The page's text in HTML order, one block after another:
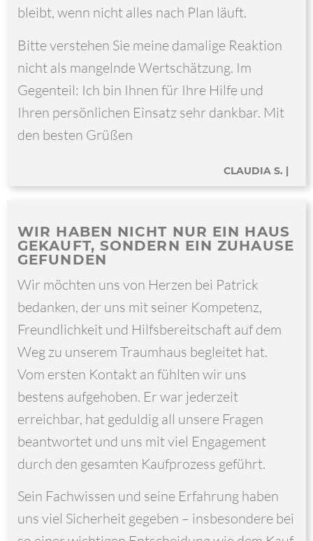
bleibt, wenn nicht alles nach Plan läuft.
Bitte verstehen Sie meine damalige Reaktion
nicht als mangelnde Wertschätzung. Im
Gegenteil: Ich bin Ihnen für Ihre Hilfe und
Ihren persönlichen Einsatz sehr dankbar. Mit
den besten Grüßen
CLAUDIA S. |
WIR HABEN NICHT NUR EIN HAUS
GEKAUFT, SONDERN EIN ZUHAUSE
GEFUNDEN
Wir möchten uns von Herzen bei Patrick
bedanken, der uns mit seiner Kompetenz,
Freundlichkeit und Hilfsbereitschaft auf dem
Weg zu unserem Traumhaus begleitet hat.
Vom ersten Kontakt an fühlten wir uns
bestens aufgehoben. Er war jederzeit
erreichbar, hat geduldig all unsere Fragen
beantwortet und uns mit viel Engagement
durch den gesamten Kaufprozess geführt.
Sein Fachwissen und seine Erfahrung haben
uns viel Sicherheit gegeben – insbesondere bei